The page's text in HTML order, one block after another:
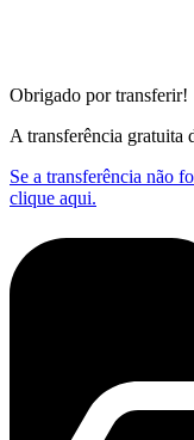
Obrigado por transferir!
A transferência gratuita
Se a transferência não
clique aqui.